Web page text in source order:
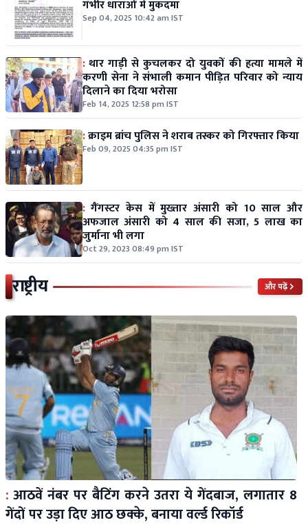
गंभीर धाराओं में मुकदमा
Sep 04, 2025 10:42 am IST
:थार गाड़ी से कुचलकर दो युवकों की हत्या मामले में
करणी सेना ने संभाली कमान पीड़ित परिवार को न्याय
दिलाने का दिया भरोसा
Feb 14, 2025 12:58 pm IST
:क्राइम ब्रांच पुलिस ने शराब तस्कर को गिरफ्तार किया
Feb 09, 2025 04:35 pm IST
: गैंगस्टर केस में मुख्तार अंसारी को 10 साल और
अफजाल अंसारी को 4 साल की सजा, 5 लाख का
जुर्माना भी लगा
Oct 29, 2023 08:49 pm IST
राष्ट्रीय और पढ़ें
: आठवें नंबर पर बैटिंग करने उतरा ये गेंदबाज, लगातार 8
गेंदों पर उड़ा दिए आठ छक्के, बनाया वर्ल्ड रिकॉर्ड